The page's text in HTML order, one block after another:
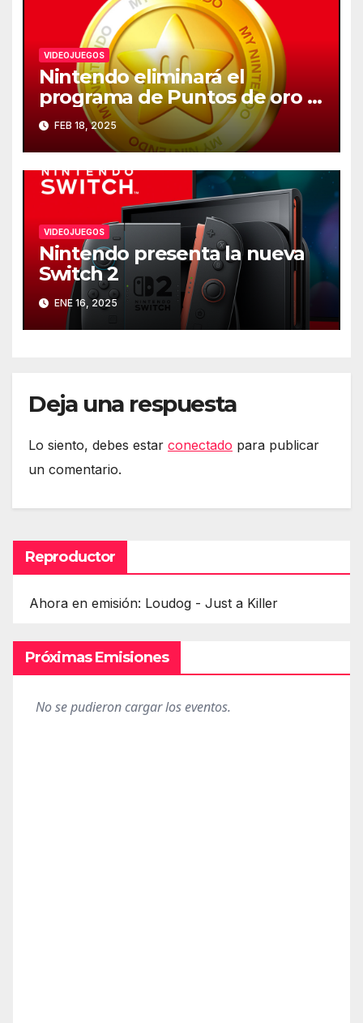
VIDEOJUEGOS
Nintendo eliminará el
programa de Puntos de oro el
25 de marzo
FEB 18, 2025
VIDEOJUEGOS
Nintendo presenta la nueva
Switch 2
ENE 16, 2025
Deja una respuesta
Lo siento, debes estar conectado para publicar
un comentario.
Reproductor
Ahora en emisión: Loudog - Just a Killer
Próximas Emisiones